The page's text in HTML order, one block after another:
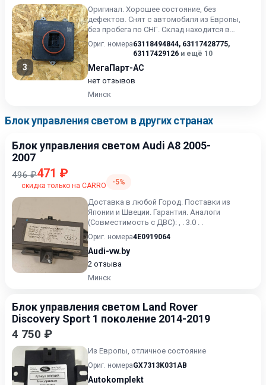
3
Оригинал. Хорошее состояние, без
дефектов. Снят с автомобиля из Европы,
без пробега по СНГ. Склад находится в
Минске (Беларусь) — отправка п...
Ориг. номера63118494844, 63117428775,
63117429126 и ещё 10
МегаПарт-АС
нет отзывов
Минск
Блок управления светом в других странах
Блок управления светом Audi A8 2005-
2007
496 ₽471 ₽
скидка только на CARRO -5%
Доставка в любой Город. Поставки из
Японии и Швеции. Гарантия. Аналоги
(Совместимость с ДВС): , . 3.0 . .
Ориг. номера4E0919064
Audi-vw.by
2 отзыва
Минск
Блок управления светом Land Rover
Discovery Sport 1 поколение 2014-2019
4 750 ₽
Из Европы, отличное состояние
Ориг. номераGX7313K031AB
Autokomplekt